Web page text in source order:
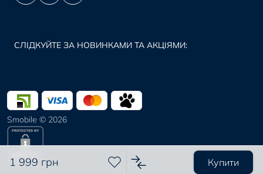
1 999 грн Купити
СЛІДКУЙТЕ ЗА НОВИНКАМИ ТА АКЦІЯМИ:
Smobile © 2026